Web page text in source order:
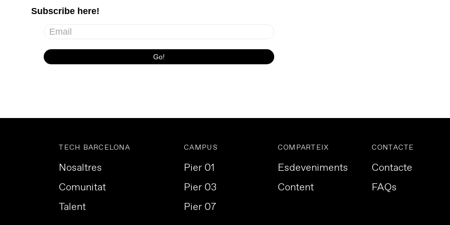
TECH BARCELONA
Nosaltres
Comunitat
Talent
CAMPUS
Pier 01
Pier 03
Pier 07
COMPARTEIX
Esdeveniments
Content
CONTACTE
Contacte
FAQs